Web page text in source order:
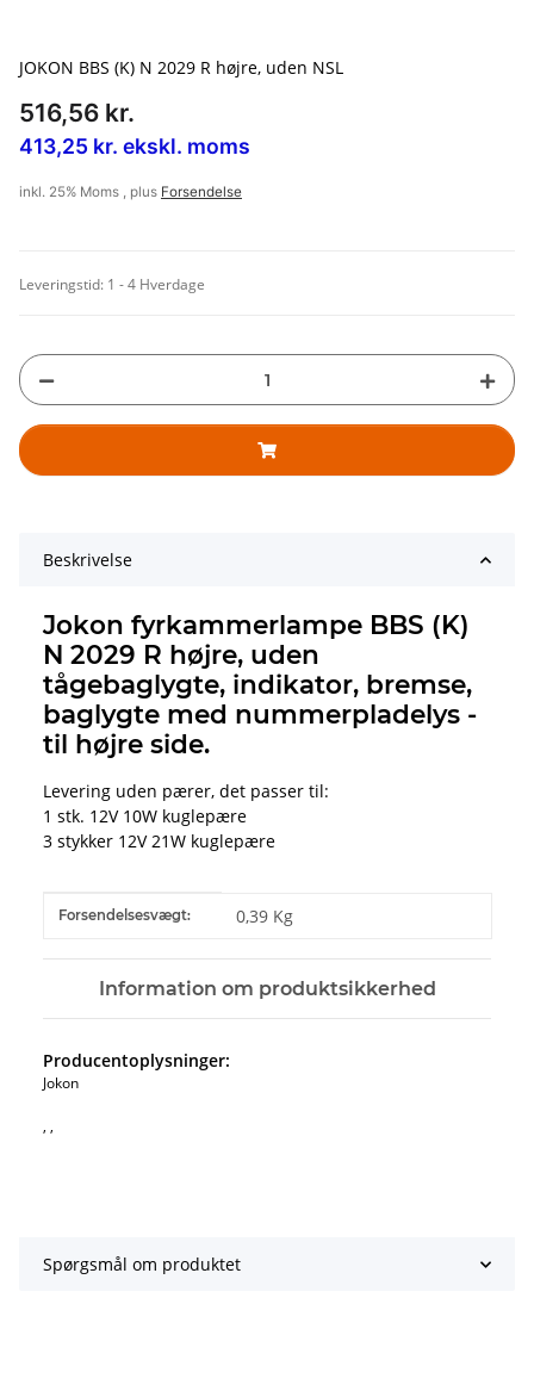
JOKON BBS (K) N 2029 R højre, uden NSL
516,56 kr.
413,25 kr. ekskl. moms
inkl. 25% Moms , plus Forsendelse
Leveringstid: 1 - 4 Hverdage
Beskrivelse
Jokon fyrkammerlampe BBS (K)
N 2029 R højre, uden
tågebaglygte, indikator, bremse,
baglygte med nummerpladelys -
til højre side.
Levering uden pærer, det passer til:
1 stk. 12V 10W kuglepære
3 stykker 12V 21W kuglepære
#productDetails.itemInformation#
#productDetails.itemValue#
Forsendelsesvægt: 0,39 Kg
Information om produktsikkerhed
Producentoplysninger:
Jokon
, ,
Spørgsmål om produktet